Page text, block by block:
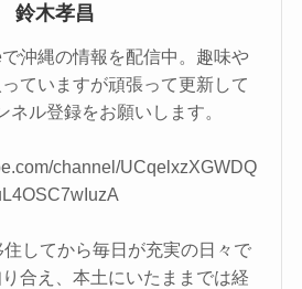
鈴木孝昌
沖縄の情報を配信中。趣味や
ていますが頑張って更新して
ネル登録をお願いします。
channel/UCqelxzXGWDQ
してから毎日が充実の日々で
合え、本土にいたままでは経